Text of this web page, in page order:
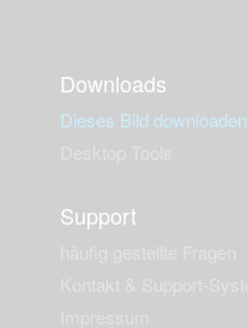
Downloads
Dieses Bild downloaden
Support